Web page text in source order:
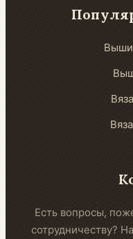
Есть вопросы,
сотрудничеству?